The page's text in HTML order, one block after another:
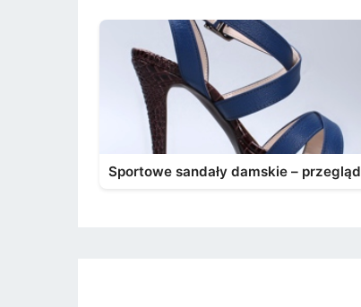
Sportowe sandały damskie – przegląd